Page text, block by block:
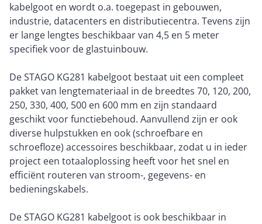
kabelgoot en wordt o.a. toegepast in gebouwen,
industrie, datacenters en distributiecentra. Tevens zijn
er lange lengtes beschikbaar van 4,5 en 5 meter
specifiek voor de glastuinbouw.
De STAGO KG281 kabelgoot bestaat uit een compleet
pakket van lengtemateriaal in de breedtes 70, 120, 200,
250, 330, 400, 500 en 600 mm en zijn standaard
geschikt voor functiebehoud. Aanvullend zijn er ook
diverse hulpstukken en ook (schroefbare en
schroefloze) accessoires beschikbaar, zodat u in ieder
project een totaaloplossing heeft voor het snel en
efficiënt routeren van stroom-, gegevens- en
bedieningskabels.
De STAGO KG281 kabelgoot is ook beschikbaar in